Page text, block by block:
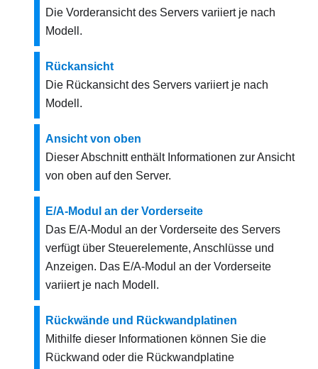
Die Vorderansicht des Servers variiert je nach
Modell.
Rückansicht
Die Rückansicht des Servers variiert je nach
Modell.
Ansicht von oben
Dieser Abschnitt enthält Informationen zur Ansicht
von oben auf den Server.
E/A-Modul an der Vorderseite
Das E/A-Modul an der Vorderseite des Servers
verfügt über Steuerelemente, Anschlüsse und
Anzeigen. Das E/A-Modul an der Vorderseite
variiert je nach Modell.
Rückwände und Rückwandplatinen
Mithilfe dieser Informationen können Sie die
Rückwand oder die Rückwandplatine